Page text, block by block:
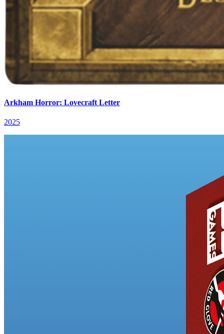
Arkham Horror: Lovecraft Letter
2025